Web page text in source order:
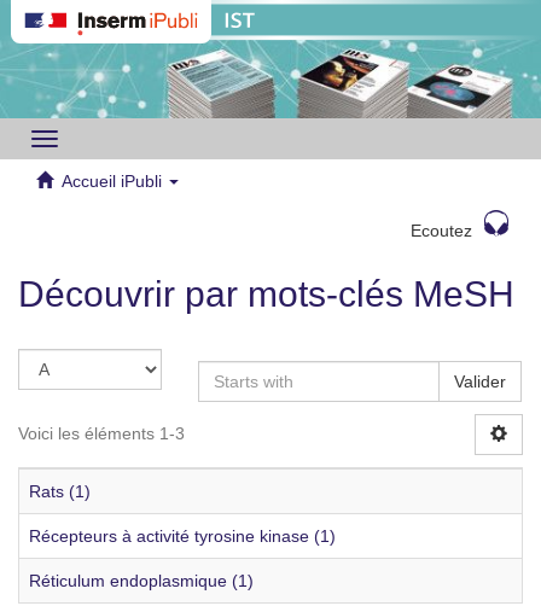
Toggle
navigation
Accueil iPubli
Ecoutez
Découvrir par mots-clés MeSH
Valider
Voici les éléments 1-3
Rats (1)
Récepteurs à activité tyrosine kinase (1)
Réticulum endoplasmique (1)